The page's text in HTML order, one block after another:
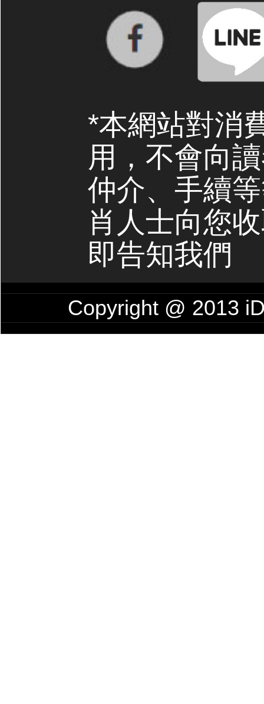
*本網站對消
用，不會向
仲介、手續
肖人士向您
即告知我們
Copyright @ 2013